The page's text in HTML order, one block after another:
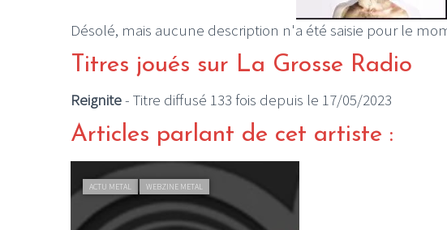
Désolé, mais aucune description n'a été saisie pour le
Titres joués sur La Grosse Radio
Reignite- Titre diffusé 133 fois depuis le 17/05/2023
Articles parlant de cet artiste :
ACTU METAL WEBZINE METAL